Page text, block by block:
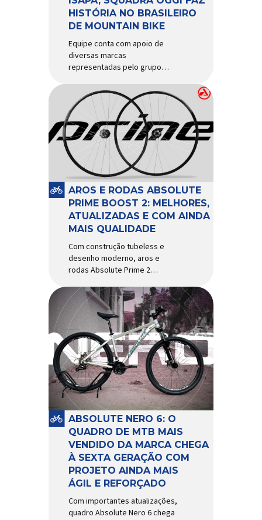
HISTÓRIA NO BRASILEIRO
DE MOUNTAIN BIKE
Equipe conta com apoio de
diversas marcas
representadas pelo grupo
Finish Lline, Park Tool, Protaper
e Zéfal Histórico. Assim pode
ser definida a participação da
Squadra Oggi no Campeonato
Brasileiro de Mountain Bike
2026, realizado em São José
dos Campos-SP entre os dias
23 e 26 de julho. Com cinco […]
AROS E RODAS ABSOLUTE
PRIME BOOST 2: MELHORES,
ATUALIZADAS E COM AINDA
MAIS QUALIDADE
Com construção tubeless e
desenho moderno, aros e
rodas Absolute Prime 2
diversas melhorias No
mercado brasileiro há alguns
anos, os aros e as rodas
Absolute Prime chegaram
como uma opção para pilotos
de cross country e trail em
busca de alto desempenho e
preço realmente competitivo.
Para isso, a marca […]
ABSOLUTE NERO 6: O
QUADRO DE MTB MAIS
VENDIDO DA MARCA CHEGA
À SEXTA GERAÇÃO COM
PROJETO AINDA MAIS
ÁGIL E REFORÇADO
Com importantes atualizações,
quadro Absolute Nero 6 chega